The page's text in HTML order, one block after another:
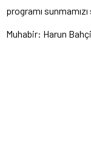
programı sunmamızı
Muhabir: Harun